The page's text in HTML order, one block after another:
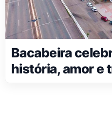
Bacabeira
história, amor e